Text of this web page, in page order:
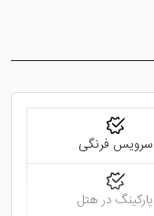
سرویس فرنگی
پارکینگ در هتل